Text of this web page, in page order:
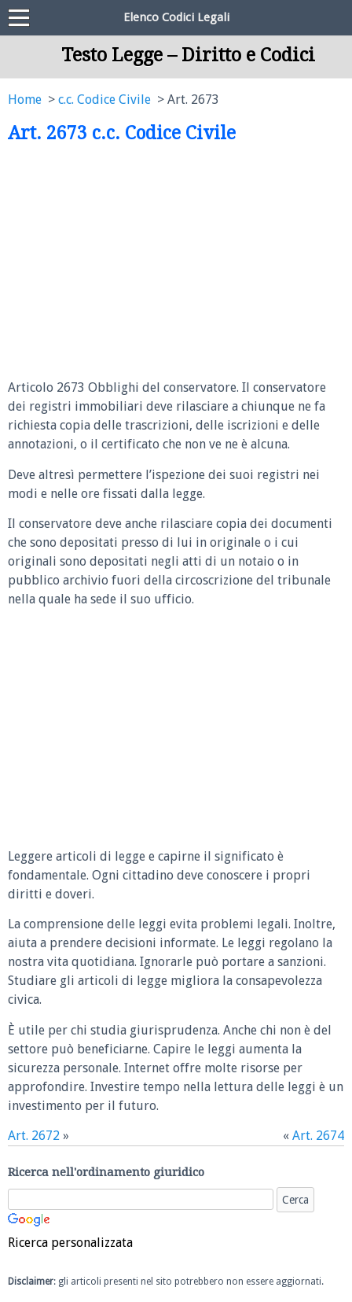
Elenco Codici Legali
Testo Legge – Diritto e Codici
Home c.c. Codice Civile Art. 2673
Art. 2673 c.c. Codice Civile
Articolo 2673 Obblighi del conservatore. Il conservatore
dei registri immobiliari deve rilasciare a chiunque ne fa
richiesta copia delle trascrizioni, delle iscrizioni e delle
annotazioni, o il certificato che non ve ne è alcuna.
Deve altresì permettere l’ispezione dei suoi registri nei
modi e nelle ore fissati dalla legge.
Il conservatore deve anche rilasciare copia dei documenti
che sono depositati presso di lui in originale o i cui
originali sono depositati negli atti di un notaio o in
pubblico archivio fuori della circoscrizione del tribunale
nella quale ha sede il suo ufficio.
Leggere articoli di legge e capirne il significato è
fondamentale. Ogni cittadino deve conoscere i propri
diritti e doveri.
La comprensione delle leggi evita problemi legali. Inoltre,
aiuta a prendere decisioni informate. Le leggi regolano la
nostra vita quotidiana. Ignorarle può portare a sanzioni.
Studiare gli articoli di legge migliora la consapevolezza
civica.
È utile per chi studia giurisprudenza. Anche chi non è del
settore può beneficiarne. Capire le leggi aumenta la
sicurezza personale. Internet offre molte risorse per
approfondire. Investire tempo nella lettura delle leggi è un
investimento per il futuro.
Art. 2672 » « Art. 2674
Ricerca nell'ordinamento giuridico
Ricerca personalizzata
Disclaimer: gli articoli presenti nel sito potrebbero non essere aggiornati.